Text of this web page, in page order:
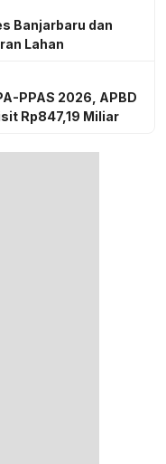
Banjarbaru dan
Lahan
PPAS 2026, APBD
Rp847,19 Miliar